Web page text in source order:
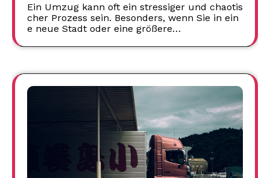
Ein Umzug kann oft ein stressiger und chaotis
cher Prozess sein. Besonders, wenn Sie in ein
e neue Stadt oder eine größere…